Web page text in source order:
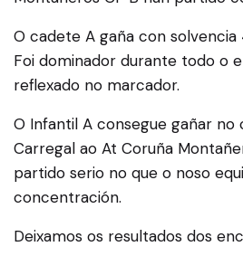
O cadete A gaña con solvencia
Foi dominador durante todo o
reflexado no marcador.
O Infantil A consegue gañar no
Carregal ao At Coruña
partido serio no que o noso
concentración.
Deixamos os resultados dos